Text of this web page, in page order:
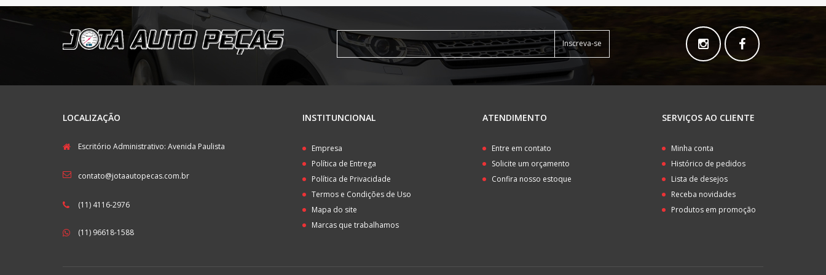
Inscreva-se
LOCALIZAÇÃO
Escritório Administrativo: Avenida Paulista
contato@jotaautopecas.com.br
(11) 4116-2976
(11) 96618-1588
INSTITUNCIONAL
Empresa
Política de Entrega
Política de Privacidade
Termos e Condições de Uso
Mapa do site
Marcas que trabalhamos
ATENDIMENTO
Entre em contato
Solicite um orçamento
Confira nosso estoque
SERVIÇOS AO CLIENTE
Minha conta
Histórico de pedidos
Lista de desejos
Receba novidades
Produtos em promoção